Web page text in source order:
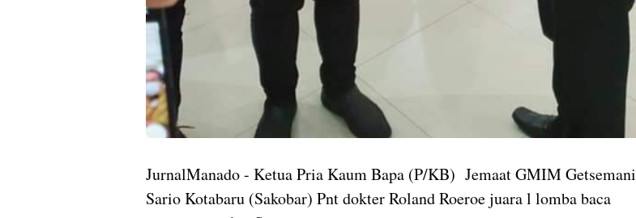
JurnalManado - Ketua Pria Kaum Bapa (P/KB) Jemaat GMIM Getsemani
Sario Kotabaru (Sakobar) Pnt dokter Roland Roeroe juara l lomba baca